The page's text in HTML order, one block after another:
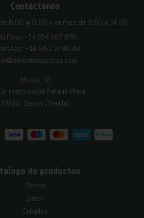
Contáctanos
8:00 a 15:00 y viernes de 8:00 a 14:00
+34 954 587 870
+34 680 27 45 40
Mesta, 10
Empresarial Parque Plata
41900, Camas (Sevilla)
de productos
Perros
Gatos
Caballos